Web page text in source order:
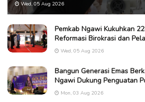
Wed, 05 Aug 2026
Pemkab Ngawi Kukuhkan
Reformasi Birokrasi dan
Wed, 05 Aug 2026
Bangun Generasi Emas
Ngawi Dukung Penguatan
Mon, 03 Aug 2026